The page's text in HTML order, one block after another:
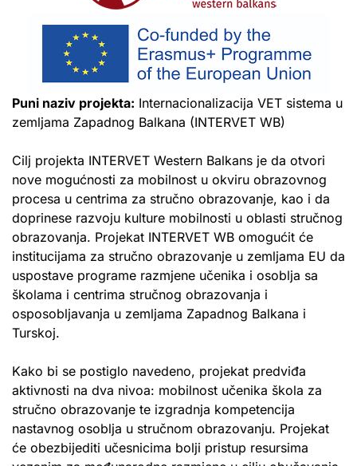
Puni naziv projekta: Internacionalizacija VET sistema u
zemljama Zapadnog Balkana (INTERVET WB)
Cilj projekta INTERVET Western Balkans je da otvori
nove mogućnosti za mobilnost u okviru obrazovnog
procesa u centrima za stručno obrazovanje, kao i da
doprinese razvoju kulture mobilnosti u oblasti stručnog
obrazovanja. Projekat INTERVET WB omogućit će
institucijama za stručno obrazovanje u zemljama EU da
uspostave programe razmjene učenika i osoblja sa
školama i centrima stručnog obrazovanja i
osposobljavanja u zemljama Zapadnog Balkana i
Turskoj.
Kako bi se postiglo navedeno, projekat predviđa
aktivnosti na dva nivoa: mobilnost učenika škola za
stručno obrazovanje te izgradnja kompetencija
nastavnog osoblja u stručnom obrazovanju. Projekat
će obezbijediti učesnicima bolji pristup resursima